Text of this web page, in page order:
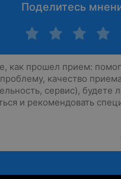
Поделитесь